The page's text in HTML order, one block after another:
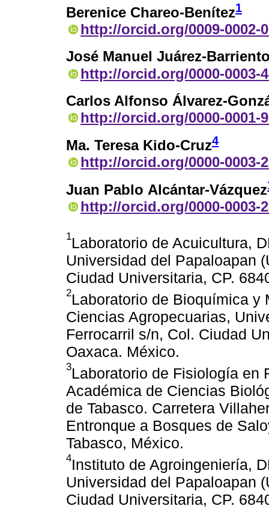
Berenice Chareo-Benítez1
http://orcid.org/0009-0002-
José Manuel Juárez-
http://orcid.org/0000-0003-
Carlos Alfonso Álvarez-
http://orcid.org/0000-0001-
Ma. Teresa Kido-Cruz4
http://orcid.org/0000-0003-
Juan Pablo Alcántar-Vázquez
http://orcid.org/0000-0003-
1Laboratorio de Acuicultura,
Universidad del Papaloapan
Ciudad Universitaria, CP.
2Laboratorio de Bioquímica y
Ciencias Agropecuarias,
Ferrocarril s/n, Col. Ciudad
Oaxaca. México.
3Laboratorio de Fisiología en
Académica de Ciencias
de Tabasco. Carretera
Entronque a Bosques de
Tabasco, México.
4Instituto de Agroingeniería,
Universidad del Papaloapan
Ciudad Universitaria, CP.